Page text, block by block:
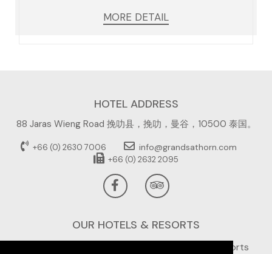
MORE DETAIL
HOTEL ADDRESS
88 Jaras Wieng Road 挽叻县，挽叻，曼谷，10500 泰国。
+66 (0) 2630 7006 info@grandsathorn.com
+66 (0) 2632 2095
OUR HOTELS & RESORTS